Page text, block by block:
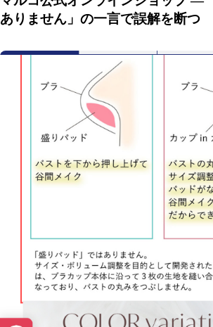
ありません」の一言で誤解を断つ